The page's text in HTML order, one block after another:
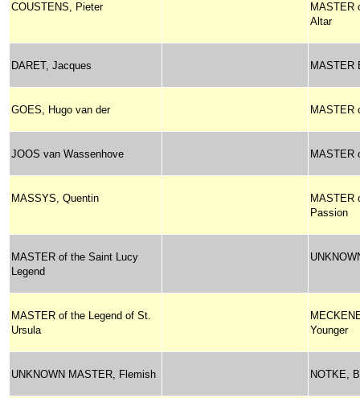
COUSTENS, Pieter
MASTER
Altar
DARET, Jacques MASTER
GOES, Hugo van der MASTER
JOOS van Wassenhove MASTER
MASSYS, Quentin
MASTER
Passion
MASTER of the Saint Lucy
Legend
MASTER of the Legend of St.
Ursula
Younger
UNKNOWN MASTER, Flemish NOTKE,